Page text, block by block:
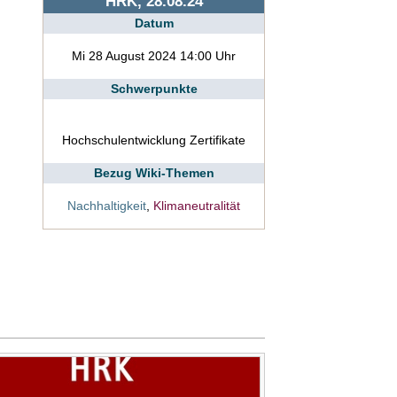
Datum
Mi 28 August 2024 14:00 Uhr
Schwerpunkte
Hochschulentwicklung Zertifikate
Bezug Wiki-Themen
Nachhaltigkeit Klimaneutralität